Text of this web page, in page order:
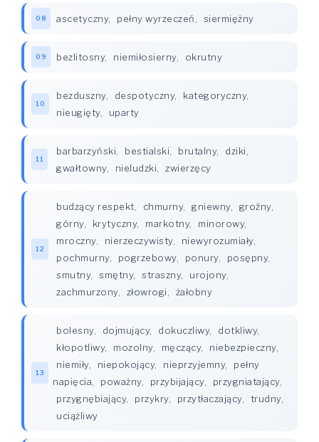
08 ascetyczny, pełny wyrzeczeń siermiężny
09 bezlitosny, niemiłosierny, okrutny
10
bezduszny, despotyczny, kategoryczny,
nieugięty, uparty
11
barbarzyński bestialski brutalny, dziki
gwałtowny, nieludzki zwierzęcy
12
budzący respekt chmurny, gniewny, groźny,
górny, krytyczny, markotny, minorowy,
mroczny, nierzeczywisty, niewyrozumiały,
pochmurny, pogrzebowy, ponury, posępny,
smutny, smętny, straszny, urojony,
zachmurzony, złowrogi żałobny
13
bolesny, dojmujący, dokuczliwy, dotkliwy,
kłopotliwy, mozolny, męczący, niebezpieczny,
niemiły, niepokojący, nieprzyjemny,
pełny
napięcia
poważny, przybijający, przygniatający,
przygnębiający, przykry, przytłaczający, trudny,
uciążliwy